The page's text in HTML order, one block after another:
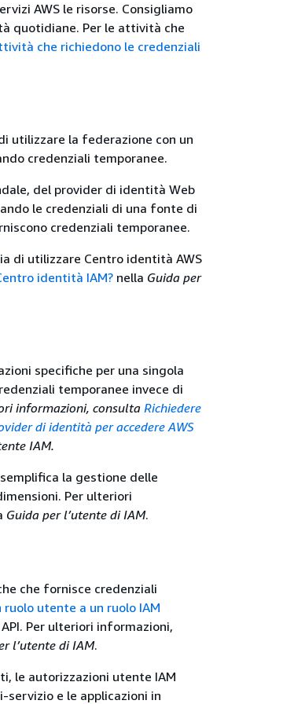
AWS le risorse. Consigliamo
quotidiane. Per le attività che
che richiedono le credenziali
utilizzare la federazione con un
credenziali temporanee.
del provider di identità Web
le credenziali di una fonte di
credenziali temporanee.
di utilizzare Centro identità AWS
identità IAM? nella Guida per
specifiche per una singola
temporanee invece di
informazioni, consulta Richiedere
di identità per accedere AWS
IAM.
la gestione delle
Per ulteriori
Guida per l’utente di IAM.
che fornisce credenziali
ruolo utente a un ruolo IAM
API. Per ulteriori informazioni,
l’utente di IAM.
le autorizzazioni utente IAM
servizio e le applicazioni in